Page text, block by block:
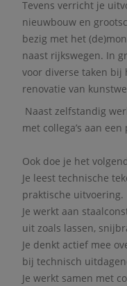
Tevens verricht je
nieuwbouw en
bezig met het
naast rijkswegen. In
voor diverse taken
renovatie van
Naast zelfstandig
met collega’s aan
Ook doe je het
Je leest technische
praktische uitvoering.
Je werkt aan
uit zoals lassen,
Je denkt actief mee
bij technisch
Je werkt samen met